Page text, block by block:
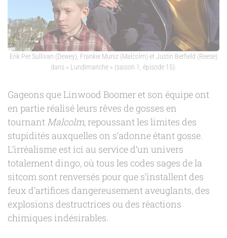
Erik Per Sullivan (Dewey), Frankie Muniz (Malcolm) et Justin Berfield (Reese)
dans « Lundimanche » (saison 1, épisode 15).
Gageons que Linwood Boomer et son équipe ont
en partie réalisé leurs rêves de gosses en
tournant Malcolm, repoussant les limites des
stupidités auxquelles on s’adonne étant gosse.
L’irréalisme est ici au service d’un univers
totalement dingo, où tous les codes sages de la
sitcom sont renversés pour que s’installent des
feux d’artifices dangereusement aveuglants, des
explosions destructrices ou des réactions
chimiques indésirables.